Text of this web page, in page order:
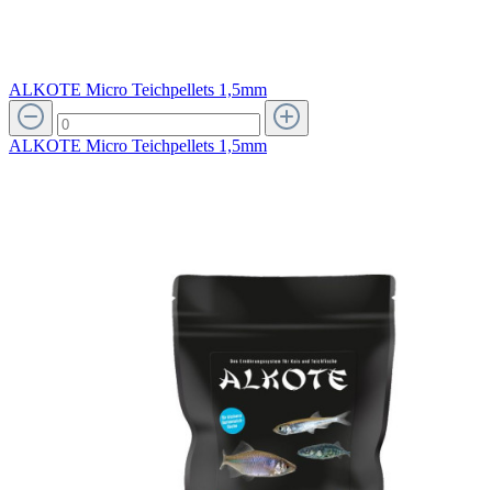
ALKOTE Micro Teichpellets 1,5mm
ALKOTE Micro Teichpellets 1,5mm